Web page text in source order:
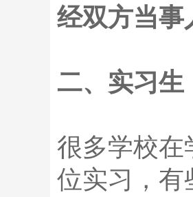
经双方当事
二、实习生
很多学校在
位实习，有